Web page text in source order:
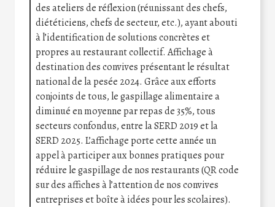
des ateliers de réflexion (réunissant des chefs,
diététiciens, chefs de secteur, etc.), ayant abouti
à l’identification de solutions concrètes et
propres au restaurant collectif. Affichage à
destination des convives présentant le résultat
national de la pesée 2024. Grâce aux efforts
conjoints de tous, le gaspillage alimentaire a
diminué en moyenne par repas de 35%, tous
secteurs confondus, entre la SERD 2019 et la
SERD 2025. L’affichage porte cette année un
appel à participer aux bonnes pratiques pour
réduire le gaspillage de nos restaurants (QR code
sur des affiches à l’attention de nos convives
entreprises et boîte à idées pour les scolaires).